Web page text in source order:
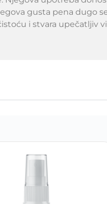
gusta pena dugo
i stvara upečatljiv